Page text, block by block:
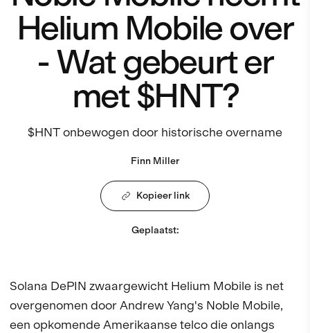
Helium Mobile over
- Wat gebeurt er
met $HNT?
$HNT onbewogen door historische overname
Finn Miller
Kopieer link
Geplaatst:
Solana DePIN zwaargewicht Helium Mobile is net
overgenomen door Andrew Yang's Noble Mobile,
een opkomende Amerikaanse telco die onlangs